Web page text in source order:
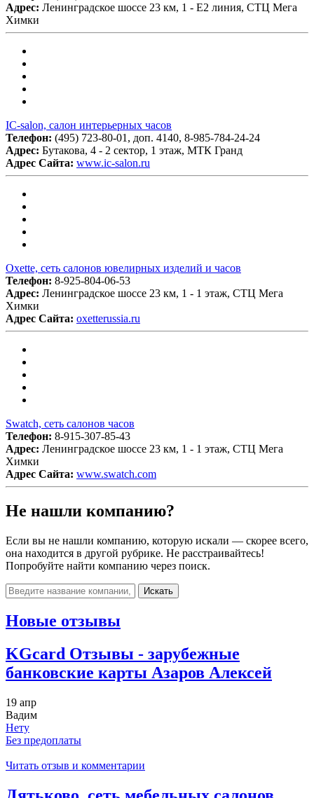
Адрес: Ленинградское шоссе 23 км, 1 - Е2 линия, СТЦ Мега
Химки
IC-salon, салон интерьерных часов
Телефон: (495) 723-80-01, доп. 4140, 8-985-784-24-24
Адрес: Бутакова, 4 - 2 сектор, 1 этаж, МТК Гранд
Адрес Сайта: www.ic-salon.ru
Oxette, сеть салонов ювелирных изделий и часов
Телефон: 8-925-804-06-53
Адрес: Ленинградское шоссе 23 км, 1 - 1 этаж, СТЦ Мега
Химки
Адрес Сайта: oxetterussia.ru
Swatch, сеть салонов часов
Телефон: 8-915-307-85-43
Адрес: Ленинградское шоссе 23 км, 1 - 1 этаж, СТЦ Мега
Химки
Адрес Сайта: www.swatch.com
Не нашли компанию?
Если вы не нашли компанию, которую искали — скорее всего,
она находится в другой рубрике. Не расстраивайтесь!
Попробуйте найти компанию через поиск.
Искать
Новые отзывы
KGcard Отзывы - зарубежные
банковские карты Азаров Алексей
19 апр
Вадим
Нету
Без предоплаты
Читать отзыв и комментарии